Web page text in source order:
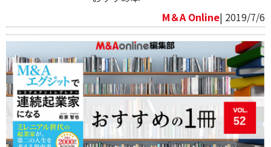
M＆A Online| 2019/7/6